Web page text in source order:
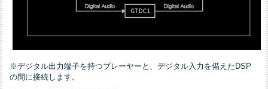
※デジタル出力端子を持つプレーヤーと、デジタル入力を備えたDSP
の間に接続します。